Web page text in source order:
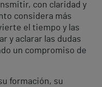
con claridad y
considera más
el tiempo y las
y aclarar las dudas
un compromiso de
formación, su